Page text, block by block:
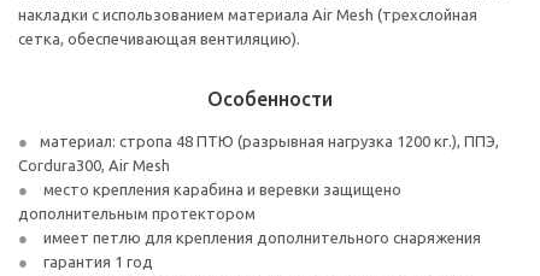
накладки с использованием материала Air Mesh (трехслойная
сетка, обеспечивающая вентиляцию).
Особенности
материал: стропа 48 ПТЮ (разрывная нагрузка 1200 кг.), ППЭ,
Cordura300, Air Mesh
место крепления карабина и веревки защищено
дополнительным протектором
имеет петлю для крепления дополнительного снаряжения
гарантия 1 год